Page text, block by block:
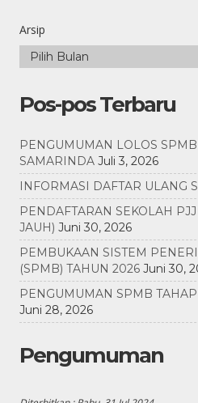
Arsip
Pos-pos Terbaru
PENGUMUMAN LOLOS SPMB
SAMARINDA Juli 3, 2026
INFORMASI DAFTAR ULANG
PENDAFTARAN SEKOLAH
JAUH) Juni 30, 2026
PEMBUKAAN SISTEM
(SPMB) TAHUN 2026 Juni 30,
PENGUMUMAN SPMB
Juni 28, 2026
Pengumuman